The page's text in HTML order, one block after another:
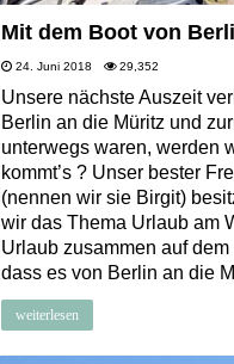
Mit dem Boot von
24. Juni 2018 29,352
Unsere nächste Auszeit
Berlin an die Müritz und
unterwegs waren, werden
kommt’s ? Unser bester
(nennen wir sie Birgit)
wir das Thema Urlaub am
Urlaub zusammen auf
dass es von Berlin an die
weiterlesen